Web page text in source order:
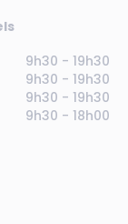
9h30 - 19h30
9h30 - 19h30
9h30 - 19h30
9h30 - 18h00